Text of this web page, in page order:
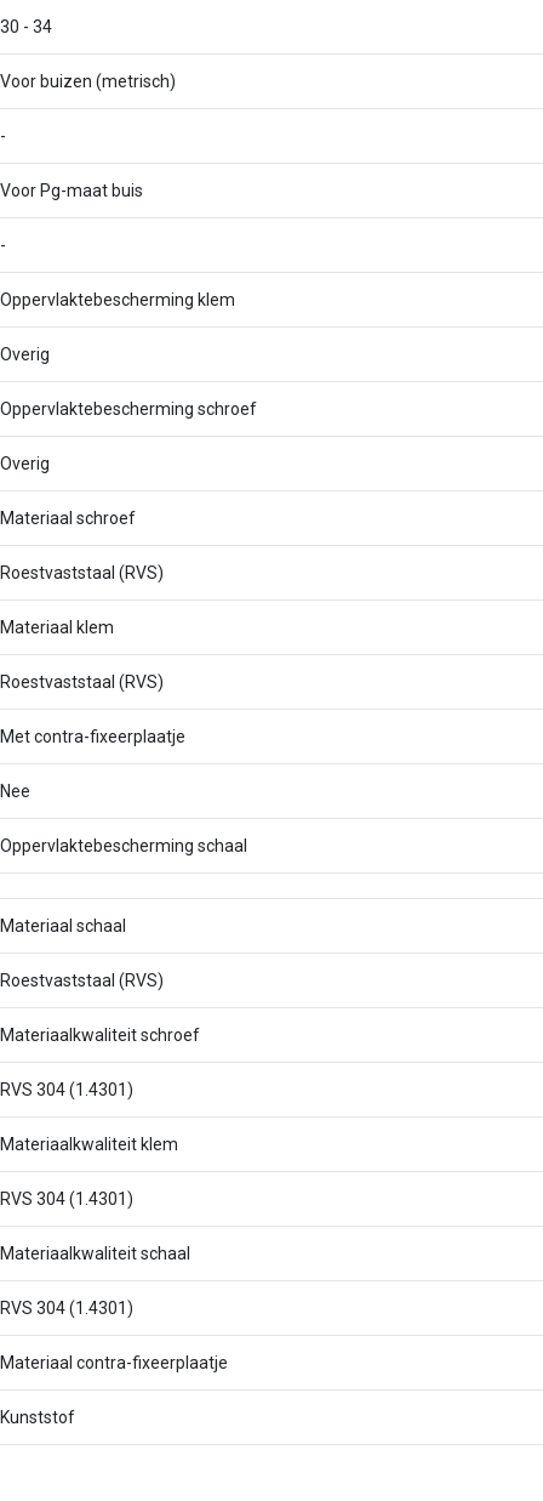
30 - 34
Voor buizen (metrisch)
-
Voor Pg-maat buis
-
Oppervlaktebescherming klem
Overig
Oppervlaktebescherming schroef
Overig
Materiaal schroef
Roestvaststaal (RVS)
Materiaal klem
Roestvaststaal (RVS)
Met contra-fixeerplaatje
Nee
Oppervlaktebescherming schaal
Materiaal schaal
Roestvaststaal (RVS)
Materiaalkwaliteit schroef
RVS 304 (1.4301)
Materiaalkwaliteit klem
RVS 304 (1.4301)
Materiaalkwaliteit schaal
RVS 304 (1.4301)
Materiaal contra-fixeerplaatje
Kunststof